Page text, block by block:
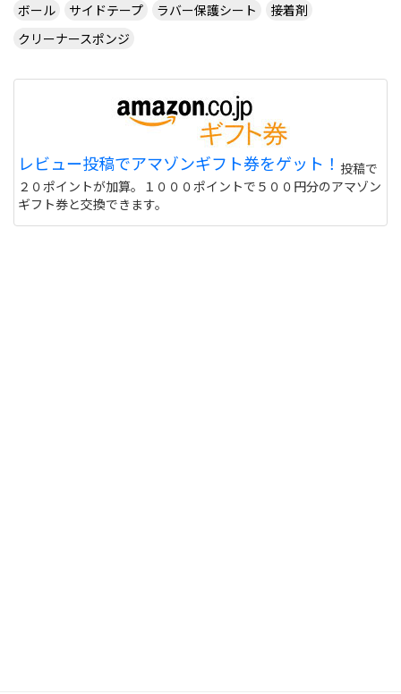
ボール
サイドテープ ラバー保護シート
接着剤
クリーナースポンジ
レビュー投稿でアマゾンギフト券をゲット！ 投稿で
２０ポイントが加算。１０００ポイントで５００円分のアマゾン
ギフト券と交換できます。